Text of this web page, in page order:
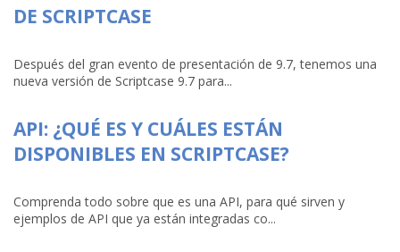
DE SCRIPTCASE
Después del gran evento de presentación de 9.7, tenemos una
nueva versión de Scriptcase 9.7 para...
API: ¿QUÉ ES Y CUÁLES ESTÁN
DISPONIBLES EN SCRIPTCASE?
Comprenda todo sobre que es una API, para qué sirven y
ejemplos de API que ya están integradas co...